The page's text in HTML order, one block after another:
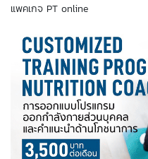
แพคเกจ PT online